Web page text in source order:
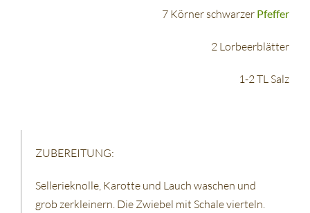
7 Körner schwarzer Pfeffer
2 Lorbeerblätter
1-2 TL Salz
ZUBEREITUNG:
Sellerieknolle, Karotte und Lauch waschen und
grob zerkleinern. Die Zwiebel mit Schale vierteln.